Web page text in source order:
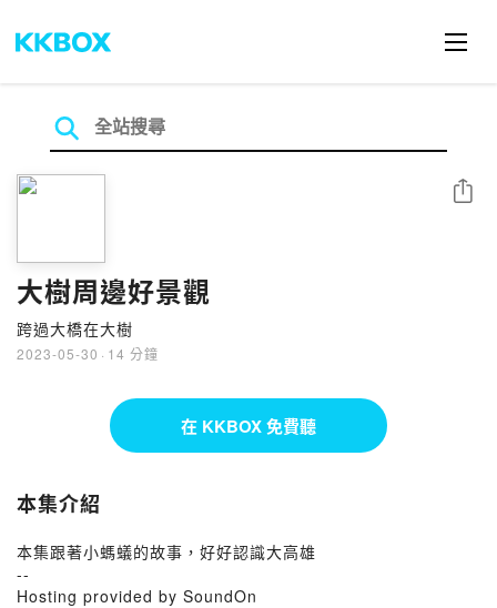
大樹周邊好景觀
跨過大橋在大樹
2023-05-30 · 14 分鐘
分享
在 KKBOX 免費聽
本集介紹
本集跟著小螞蟻的故事，好好認識大高雄
--
Hosting provided by SoundOn